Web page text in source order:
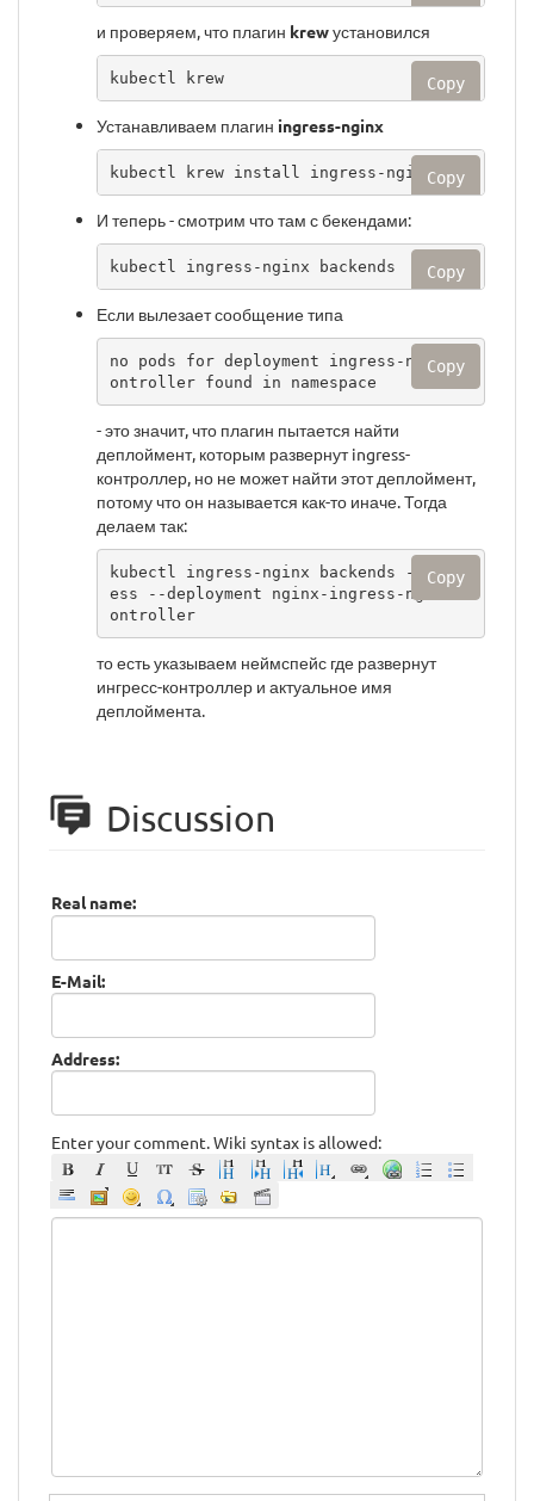
и проверяем, что плагин krewустановился
kubectl krew Copy
Устанавливаем плагин ingress-nginx
kubectl krew install ingress-nginxCopy
И теперь - смотрим что там с бекендами:
kubectl ingress-nginx backends Copy
Если вылезает сообщение типа
no pods for deployment ingress-nginx-c
ontroller found in namespace
Copy
- это значит, что плагин пытается найти
деплоймент, которым развернут ingress-
контроллер, но не может найти этот деплоймент,
потому что он называется как-то иначе. Тогда
делаем так:
kubectl ingress-nginx backends -n ingr
ess --deployment nginx-ingress-nginx-c
ontroller
Copy
то есть указываем неймспейс где развернут
ингресс-контроллер и актуальное имя
деплоймента.
Discussion
Real name:
E-Mail:
Address:
Enter your comment. Wiki syntax is allowed: